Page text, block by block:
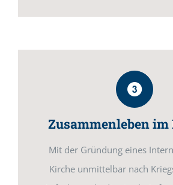
Zusammenleben
Mit der Gründung eines
Kirche unmittelbar nach